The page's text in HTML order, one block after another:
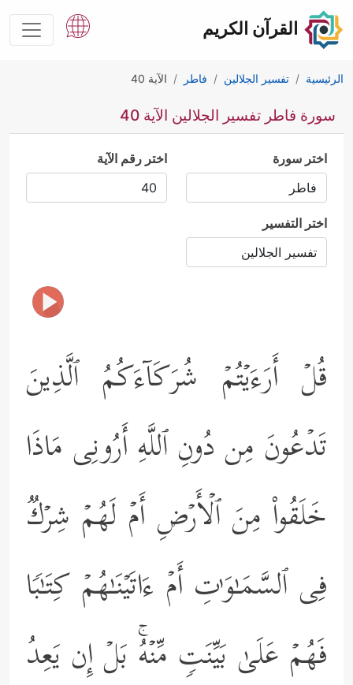
القرآن الكريم
الرئيسية تفسير الجلالين فاطر الآية 40
سورة فاطر تفسير الجلالين الآية 40
اختر سورة اختر رقم الآية
اختر التفسير
قُلۡ أَرَءَیۡتُمۡ شُرَكَاۤءَكُمُ ٱلَّذِینَ
تَدۡعُونَ مِن دُونِ ٱللَّهِ أَرُونِی مَاذَا
خَلَقُواْ مِنَ ٱلۡأَرۡضِ أَمۡ لَهُمۡ شِرۡكࣱ
فِی ٱلسَّمَـٰوَ ٰ⁠تِ أَمۡ ءَاتَیۡنَـٰهُمۡ كِتَـٰبࣰا
فَهُمۡ عَلَىٰ بَیِّنَتࣲ مِّنۡهُۚ بَلۡ إِن یَعِدُ